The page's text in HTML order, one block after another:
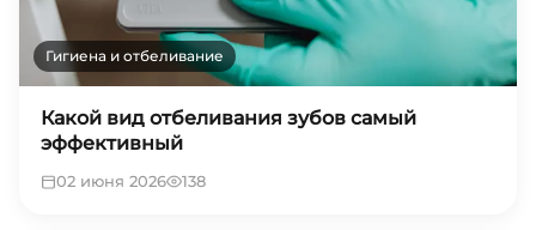
Гигиена и отбеливание
Какой вид отбеливания зубов самый
эффективный
02 июня 2026 138